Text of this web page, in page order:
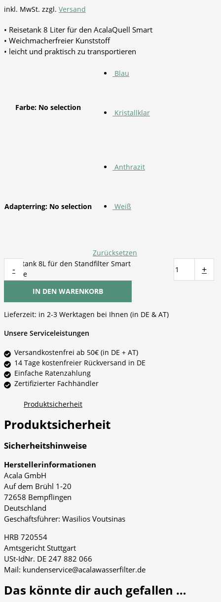
inkl. MwSt. zzgl. Versand
• Reisetank 8 Liter für den AcalaQuell Smart
• Weichmacherfreier Kunststoff
• leicht und praktisch zu transportieren
Farbe: No selection
Blau
Kristallklar
Adapterring: No selection
Anthrazit
Weiß
Zurücksetzen
-
Reisetank 8L für den Standfilter Smart
Menge
+
IN DEN WARENKORB
Lieferzeit: in 2-3 Werktagen bei Ihnen (in DE & AT)
Unsere Serviceleistungen
Versandkostenfrei ab 50€ (in DE + AT)
14 Tage kostenfreier Rückversand in DE
Einfache Ratenzahlung
Zertifizierter Fachhändler
Produktsicherheit
Produktsicherheit
Sicherheitshinweise
Herstellerinformationen
Acala GmbH
Auf dem Brühl 1-20
72658 Bempflingen
Deutschland
Geschäftsführer: Wasilios Voutsinas
HRB 720554
Amtsgericht Stuttgart
USt-IdNr. DE 247 882 066
Mail: kundenservice@acalawasserfilter.de
Das könnte dir auch gefallen …